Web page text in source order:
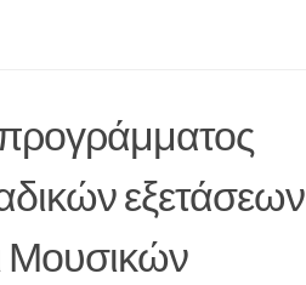
εξετάσεων
Μουσικών